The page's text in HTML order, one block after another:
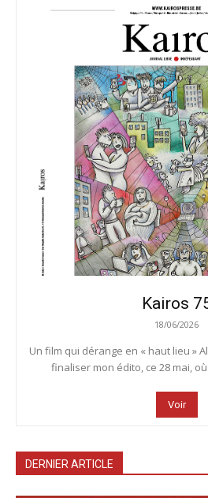
Kairos
18/06/2026
Un film qui dérange en « haut lieu »
finaliser mon édito, ce 28 mai,
Voir
DERNIER ARTICLE